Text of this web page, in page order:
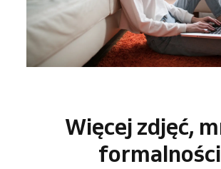
Więcej zdjęć,
formalności